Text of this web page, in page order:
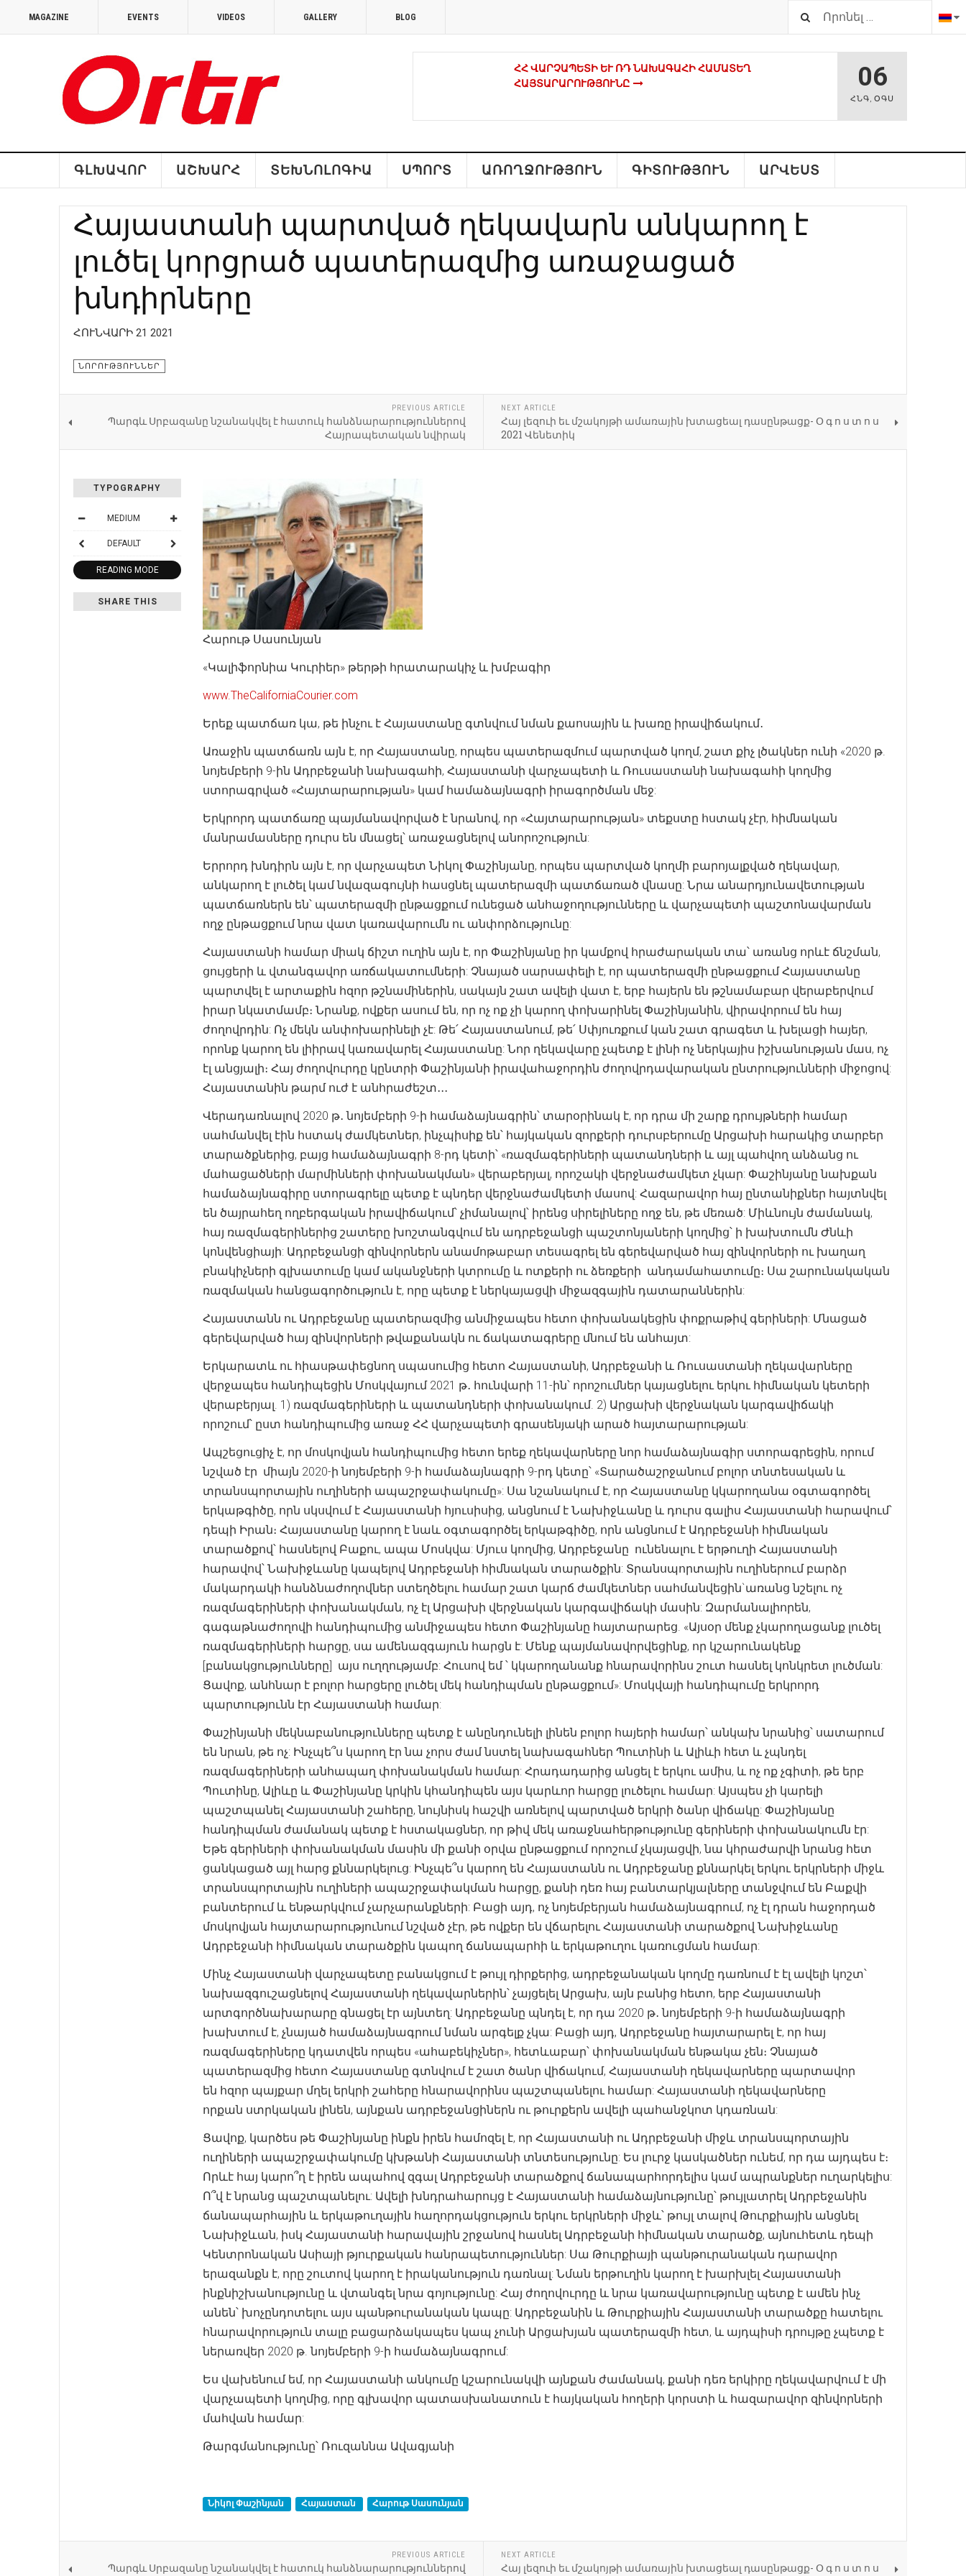
MAGAZINE EVENTS VIDEOS GALLERY BLOG
ՀՀ ՎԱՐՉԱՊԵՏԻ ԵՒ ՌԴ ՆԱԽԱԳԱՀԻ ՀԱՄԱՏԵՂ Հ
ԱՅՏԱՐԱՐՈՒԹՅՈՒՆԸ
ՔԱՂԱՔԱԿԱՆ ԳՈՐԾԻՉՆԵՐԸ ՀԱՄԱԽՄԲՎՈՒՄ ԵՆ
ԳՈՐԾԵԼ ՀԱՄԱԿԱՐԳՎԱԾ ԵՎ ՄԻԱՍՆԱԿԱՆ ԱԶԱՏԱԳՐԵԼՈՒ
ՀԱՄԱՐ ՀԱՅՐԵՆԻՔԸ ԴԱՎԱԴԻՐ ԻՇԽԱՆՈՒԹՅՈՒՆՆԵՐԻՑ.
ԱԶԱՏԱԳՐԱԿԱՆ ՇԱՐԺՈՒՄ
ՀՐԱՉՅԱ ԲՈՅԱՋՅԱՆԸ՝ ԼԵՀԱՍՏԱՆՈՒՄ ՀԱՅԱՍՏԱՆԻ
«ՀԱՐՈՒԹՅՈՒՆԸ ԱՅՆՏԵՂ Է, ՈՐՏԵՂ ՏԵՐՈՒՆԱՎԱՆԴ ՍԵՐՆ Է
ՀԱՂԹԱՆԱԿՈՒՄ»․ ԱՄԵՆԱՅՆ ՀԱՅՈՑ ԿԱԹՈՂԻԿՈՍ
06
ՀՆԳ,ՕԳՍ
ԳԼԽԱՎՈՐ ԱՇԽԱՐՀ ՏԵԽՆՈԼՈԳԻԱ ՍՊՈՐՏ ԱՌՈՂՋՈՒԹՅՈՒՆ ԳԻՏՈՒԹՅՈՒՆ ԱՐՎԵՍՏ
Հայաստանի պարտված ղեկավարն անկարող է
լուծել կորցրած պատերազմից առաջացած
խնդիրները
ՀՈՒՆՎԱՐԻ 21 2021
ՆՈՐՈՒԹՅՈՒՆՆԵՐ
PREVIOUS ARTICLE
Պարգև Սրբազանը նշանակվել է հատուկ հանձնարարություններով
Հայրապետական նվիրակ
NEXT ARTICLE
Հայ լեզուի եւ մշակոյթի ամառային խտացեալ դասընթացք- Օ գ ո ս տ ո ս
2021 Վենետիկ
TYPOGRAPHY
MEDIUM
DEFAULT
READING MODE
SHARE THIS
Հարութ Սասունյան
«Կալիֆորնիա Կուրիեր» թերթի հրատարակիչ և խմբագիր
www.TheCaliforniaCourier.com
Երեք պատճառ կա, թե ինչու է Հայաստանը գտնվում նման քաոսային և խառը իրավիճակում․
Առաջին պատճառն այն է, որ Հայաստանը, որպես պատերազմում պարտված կողմ, շատ քիչ լծակներ ունի «2020 թ.
նոյեմբերի 9-ին Ադրբեջանի նախագահի, Հայաստանի վարչապետի և Ռուսաստանի նախագահի կողմից
ստորագրված «Հայտարարության» կամ համաձայնագրի իրագործման մեջ:
Երկրորդ պատճառը պայմանավորված է նրանով, որ «Հայտարարության» տեքստը հստակ չէր, հիմնական
մանրամասները դուրս են մնացել՝ առաջացնելով անորոշություն:
Երրորդ խնդիրն այն է, որ վարչապետ Նիկոլ Փաշինյանը, որպես պարտված կողմի բարոյալքված ղեկավար,
անկարող է լուծել կամ նվազագույնի հասցնել պատերազմի պատճառած վնասը: Նրա անարդյունավետության
պատճառներն են՝ պատերազմի ընթացքում ունեցած անհաջողությունները և վարչապետի պաշտոնավարման
ողջ ընթացքում նրա վատ կառավարումն ու անփորձությունը:
Հայաստանի համար միակ ճիշտ ուղին այն է, որ Փաշինյանը իր կամքով հրաժարական տա՝ առանց որևէ ճնշման,
ցույցերի և վտանգավոր առճակատումների: Չնայած սարսափելի է, որ պատերազմի ընթացքում Հայաստանը
պարտվել է արտաքին հզոր թշնամիներին, սակայն շատ ավելի վատ է, երբ հայերն են թշնամաբար վերաբերվում
իրար նկատմամբ։ Նրանք, ովքեր ասում են, որ ոչ ոք չի կարող փոխարինել Փաշինյանին, վիրավորում են հայ
ժողովրդին: Ոչ մեկն անփոխարինելի չէ: Թե՛ Հայաստանում, թե՛ Սփյուռքում կան շատ գրագետ և խելացի հայեր,
որոնք կարող են լիիրավ կառավարել Հայաստանը: Նոր ղեկավարը չպետք է լինի ոչ ներկայիս իշխանության մաս, ոչ
էլ անցյալի։ Հայ ժողովուրդը կընտրի Փաշինյանի իրավահաջորդին ժողովրդավարական ընտրությունների միջոցով:
Հայաստանին թարմ ուժ է անհրաժեշտ․․․
Վերադառնալով 2020 թ․ նոյեմբերի 9-ի համաձայնագրին՝ տարօրինակ է, որ դրա մի շարք դրույթների համար
սահմանվել էին հստակ ժամկետներ, ինչպիսիք են՝ հայկական զորքերի դուրսբերումը Արցախի հարակից տարբեր
տարածքներից, բայց համաձայնագրի 8-րդ կետի՝ «ռազմագերիների պատանդների և այլ պահվող անձանց ու
մահացածների մարմինների փոխանակման» վերաբերյալ, որոշակի վերջնաժամկետ չկար: Փաշինյանը նախքան
համաձայնագիրը ստորագրելը պետք է պնդեր վերջնաժամկետի մասով: Հազարավոր հայ ընտանիքներ հայտնվել
են ծայրահեղ ողբերգական իրավիճակում՝ չիմանալով՝ իրենց սիրելիները ողջ են, թե մեռած: Միևնույն ժամանակ,
հայ ռազմագերիներից շատերը խոշտանգվում են ադրբեջանցի պաշտոնյաների կողմից՝ ի խախտումն Ժնևի
կոնվենցիայի: Ադրբեջանցի զինվորներն անամոթաբար տեսագրել են գերեվարված հայ զինվորների ու խաղաղ
բնակիչների գլխատումը կամ ականջների կտրումը և ոտքերի ու ձեռքերի անդամահատումը։ Սա շարունակական
ռազմական հանցագործություն է, որը պետք է ներկայացվի միջազգային դատարաններին:
Հայաստանն ու Ադրբեջանը պատերազմից անմիջապես հետո փոխանակեցին փոքրաթիվ գերիների: Մնացած
գերեվարված հայ զինվորների թվաքանակն ու ճակատագրերը մնում են անհայտ:
Երկարատև ու հիասթափեցնող սպասումից հետո Հայաստանի, Ադրբեջանի և Ռուսաստանի ղեկավարները
վերջապես հանդիպեցին Մոսկվայում 2021 թ․ հունվարի 11-ին՝ որոշումներ կայացնելու երկու հիմնական կետերի
վերաբերյալ. 1) ռազմագերիների և պատանդների փոխանակում. 2) Արցախի վերջնական կարգավիճակի
որոշում՝ ըստ հանդիպումից առաջ ՀՀ վարչապետի գրասենյակի արած հայտարարության:
Ապշեցուցիչ է, որ մոսկովյան հանդիպումից հետո երեք ղեկավարները նոր համաձայնագիր ստորագրեցին, որում
նշված էր միայն 2020-ի նոյեմբերի 9-ի համաձայնագրի 9-րդ կետը՝ «Տարածաշրջանում բոլոր տնտեսական և
տրանսպորտային ուղիների ապաշրջափակումը»: Սա նշանակում է, որ Հայաստանը կկարողանա օգտագործել
երկաթգիծը, որն սկսվում է Հայաստանի հյուսիսից, անցնում է Նախիջևանը և դուրս գալիս Հայաստանի հարավում՝
դեպի Իրան։ Հայաստանը կարող է նաև օգտագործել երկաթգիծը, որն անցնում է Ադրբեջանի հիմնական
տարածքով՝ հասնելով Բաքու, ապա Մոսկվա: Մյուս կողմից, Ադրբեջանը ունենալու է երթուղի Հայաստանի
հարավով՝ Նախիջևանը կապելով Ադրբեջանի հիմնական տարածքին: Տրանսպորտային ուղիներում բարձր
մակարդակի հանձնաժողովներ ստեղծելու համար շատ կարճ ժամկետներ սահմանվեցին`առանց նշելու ոչ
ռազմագերիների փոխանակման, ոչ էլ Արցախի վերջնական կարգավիճակի մասին: Զարմանալիորեն,
գագաթնաժողովի հանդիպումից անմիջապես հետո Փաշինյանը հայտարարեց. «Այսօր մենք չկարողացանք լուծել
ռազմագերիների հարցը, սա ամենազգայուն հարցն է: Մենք պայմանավորվեցինք, որ կշարունակենք
[բանակցությունները] այս ուղղությամբ: Հուսով եմ ՝ կկարողանանք հնարավորինս շուտ հասնել կոնկրետ լուծման:
Ցավոք, անհնար է բոլոր հարցերը լուծել մեկ հանդիպման ընթացքում»: Մոսկվայի հանդիպումը երկրորդ
պարտությունն էր Հայաստանի համար:
Փաշինյանի մեկնաբանությունները պետք է անընդունելի լինեն բոլոր հայերի համար՝ անկախ նրանից՝ սատարում
են նրան, թե ոչ: Ինչպե՞ս կարող էր նա չորս ժամ նստել նախագահներ Պուտինի և Ալիևի հետ և չպնդել
ռազմագերիների անհապաղ փոխանակման համար: Հրադադարից անցել է երկու ամիս, և ոչ ոք չգիտի, թե երբ
Պուտինը, Ալիևը և Փաշինյանը կրկին կհանդիպեն այս կարևոր հարցը լուծելու համար: Այսպես չի կարելի
պաշտպանել Հայաստանի շահերը, նույնիսկ հաշվի առնելով պարտված երկրի ծանր վիճակը: Փաշինյանը
հանդիպման ժամանակ պետք է հստակացներ, որ թիվ մեկ առաջնահերթությունը գերիների փոխանակումն էր:
Եթե ​​գերիների փոխանակման մասին մի քանի օրվա ընթացքում որոշում չկայացվի, նա կհրաժարվի նրանց հետ
ցանկացած այլ հարց քննարկելուց: Ինչպե՞ս կարող են Հայաստանն ու Ադրբեջանը քննարկել երկու երկրների միջև
տրանսպորտային ուղիների ապաշրջափակման հարցը, քանի դեռ հայ բանտարկյալները տանջվում են Բաքվի
բանտերում և ենթարկվում չարչարանքների: Բացի այդ, ոչ նոյեմբերյան համաձայնագրում, ոչ էլ դրան հաջորդած
մոսկովյան հայտարարությունում նշված չէր, թե ովքեր են վճարելու Հայաստանի տարածքով Նախիջևանը
Ադրբեջանի հիմնական տարածքին կապող ճանապարհի և երկաթուղու կառուցման համար:
Մինչ Հայաստանի վարչապետը բանակցում է թույլ դիրքերից, ադրբեջանական կողմը դառնում է էլ ավելի կոշտ՝
նախազգուշացնելով Հայաստանի ղեկավարներին՝ չայցելել Արցախ, այն բանից հետո, երբ Հայաստանի
արտգործնախարարը գնացել էր այնտեղ: Ադրբեջանը պնդել է, որ դա 2020 թ․ նոյեմբերի 9-ի համաձայնագրի
խախտում է, չնայած համաձայնագրում նման արգելք չկա: Բացի այդ, Ադրբեջանը հայտարարել է, որ հայ
ռազմագերիները կդատվեն որպես «ահաբեկիչներ», հետևաբար՝ փոխանակման ենթակա չեն։ Չնայած
պատերազմից հետո Հայաստանը գտնվում է շատ ծանր վիճակում, Հայաստանի ղեկավարները պարտավոր
են հզոր պայքար մղել երկրի շահերը հնարավորինս պաշտպանելու համար: Հայաստանի ղեկավարները
որքան ստրկական լինեն, այնքան ադրբեջանցիներն ու թուրքերն ավելի պահանջկոտ կդառնան:
Ցավոք, կարծես թե Փաշինյանը ինքն իրեն համոզել է, որ Հայաստանի ու Ադրբեջանի միջև տրանսպորտային
ուղիների ապաշրջափակումը կխթանի Հայաստանի տնտեսությունը: Ես լուրջ կասկածներ ունեմ, որ դա այդպես է։
Որևէ հայ կարո՞ղ է իրեն ապահով զգալ Ադրբեջանի տարածքով ճանապարհորդելիս կամ ապրանքներ ուղարկելիս:
Ո՞վ է նրանց պաշտպանելու: Ավելի խնդրահարույց է Հայաստանի համաձայնությունը՝ թույլատրել Ադրբեջանին
ճանապարհային և երկաթուղային հաղորդակցություն երկու երկրների միջև՝ թույլ տալով Թուրքիային անցնել
Նախիջևան, իսկ Հայաստանի հարավային շրջանով հասնել Ադրբեջանի հիմնական տարածք, այնուհետև դեպի
Կենտրոնական Ասիայի թյուրքական հանրապետություններ: Սա Թուրքիայի պանթուրանական դարավոր
երազանքն է, որը շուտով կարող է իրականություն դառնալ: Նման երթուղին կարող է խարխլել Հայաստանի
ինքնիշխանությունը և վտանգել նրա գոյությունը: Հայ ժողովուրդը և նրա կառավարությունը պետք է ամեն ինչ
անեն՝ խոչընդոտելու այս պանթուրանական կապը: Ադրբեջանին և Թուրքիային Հայաստանի տարածքը հատելու
հնարավորություն տալը բացարձակապես կապ չունի Արցախյան պատերազմի հետ, և այդպիսի դրույթը չպետք է
ներառվեր 2020 թ. նոյեմբերի 9-ի համաձայնագրում:
Ես վախենում եմ, որ Հայաստանի անկումը կշարունակվի այնքան ժամանակ, քանի դեռ երկիրը ղեկավարվում է մի
վարչապետի կողմից, որը գլխավոր պատասխանատուն է հայկական հողերի կորստի և հազարավոր զինվորների
մահվան համար:
Թարգմանությունը՝ Ռուզաննա Ավագյանի
Նիկոլ Փաշինյան Հայաստան Հարութ Սասունյան
PREVIOUS ARTICLE
Պարգև Սրբազանը նշանակվել է հատուկ հանձնարարություններով
NEXT ARTICLE
Հայ լեզուի եւ մշակոյթի ամառային խտացեալ դասընթացք- Օ գ ո ս տ ո ս